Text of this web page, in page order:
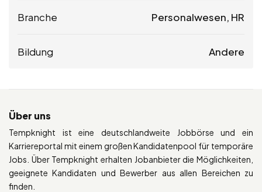
Branche Personalwesen, HR
Bildung Andere
Über uns
Tempknight ist eine deutschlandweite Jobbörse und ein
Karriereportal mit einem großen Kandidatenpool für temporäre
Jobs. Über Tempknight erhalten Jobanbieter die Möglichkeiten,
geeignete Kandidaten und Bewerber aus allen Bereichen zu
finden.